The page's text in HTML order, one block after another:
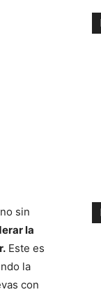
sin
la
Este es
la
con